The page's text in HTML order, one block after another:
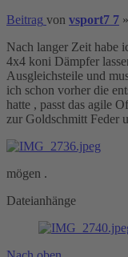
Beitrag von vsport7 7 »
Nach langer Zeit habe
4x4 koni Dämpfer
Ausgleichsteile und
ich schon vorher die
hatte , passt das agile
zur Goldschmitt Feder
mögen .
Dateianhänge